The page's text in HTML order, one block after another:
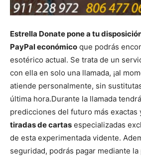
Estrella Donate pone a tu
PayPal económico que podrás
esotérico actual. Se trata de un
con ella en solo una llamada, ¡al
atiende personalmente, sin
última hora.Durante la llamada
predicciones del futuro más exactas
tiradas de cartas especializadas
de esta experimentada vidente.
seguridad, podrás pagar mediante